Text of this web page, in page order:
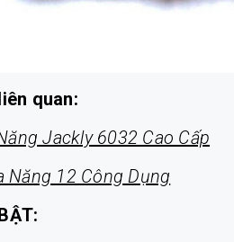
quan:
Jackly 6032 Cao Cấp
Năng 12 Công Dụng